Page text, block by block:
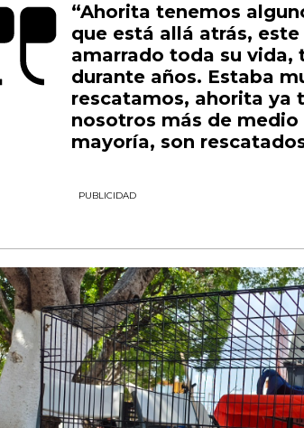
“Ahorita tenemos
que está allá atrás,
amarrado toda su vida,
durante años. Estaba
rescatamos, ahorita ya
nosotros más de medio
mayoría, son
PUBLICIDAD